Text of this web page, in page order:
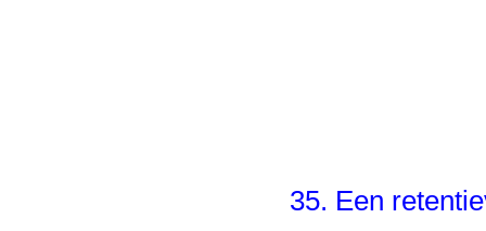
35. Een